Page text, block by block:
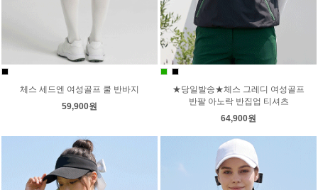
체스 세드엔 여성골프 쿨 반바지
59,900원
★당일발송★체스 그레디 여성골프
반팔 아노락 반집업 티셔츠
64,900원